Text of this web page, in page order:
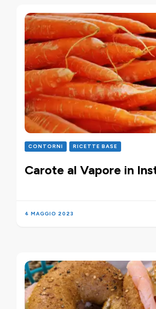
CONTORNI RICETTE BASE
Carote al Vapore in
4 MAGGIO 2023